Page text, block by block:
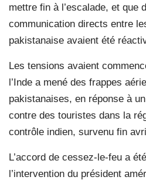
mettre fin à l’escalade, et que
communication directs entre
pakistanaise avaient été
Les tensions avaient
l’Inde a mené des frappes
pakistanaises, en réponse à
contre des touristes dans la
contrôle indien, survenu fin
L’accord de cessez-le-feu a
l’intervention du président